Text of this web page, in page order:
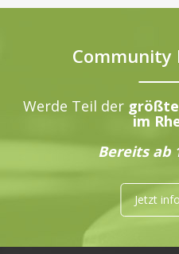
Community
Werde Teil der
im
Bereits ab
Jetzt